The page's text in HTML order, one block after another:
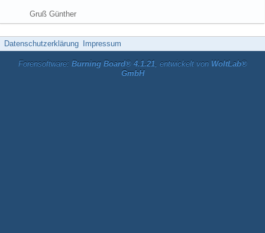
Gruß Günther
Datenschutzerklärung Impressum
Forensoftware: Burning Board® 4.1.21, entwickelt von WoltLab®
GmbH